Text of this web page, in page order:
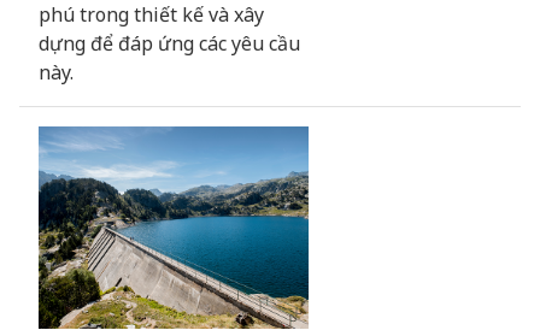
phú trong thiết kế và xây
dựng để đáp ứng các yêu cầu
này.